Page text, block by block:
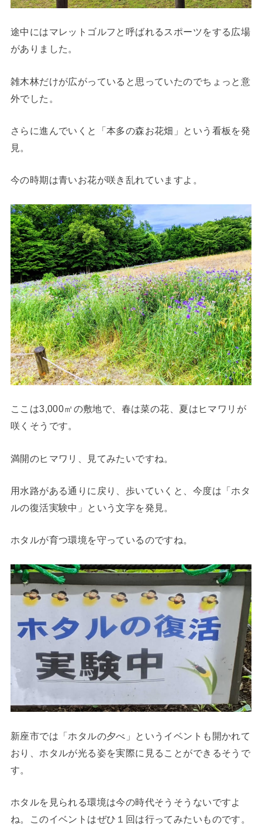
途中にはマレットゴルフと呼ばれるスポーツをする広場
がありました。
雑木林だけが広がっていると思っていたのでちょっと意
外でした。
さらに進んでいくと「本多の森お花畑」という看板を発
見。
今の時期は青いお花が咲き乱れていますよ。
ここは3,000㎡の敷地で、春は菜の花、夏はヒマワリが
咲くそうです。
満開のヒマワリ、見てみたいですね。
用水路がある通りに戻り、歩いていくと、今度は「ホタ
ルの復活実験中」という文字を発見。
ホタルが育つ環境を守っているのですね。
新座市では「ホタルの夕べ」というイベントも開かれて
おり、ホタルが光る姿を実際に見ることができるそうで
す。
ホタルを見られる環境は今の時代そうそうないですよ
ね。このイベントはぜひ１回は行ってみたいものです。